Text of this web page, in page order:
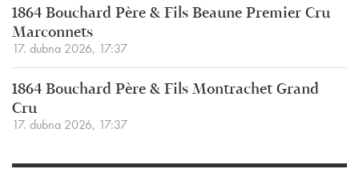
1864 Bouchard Père & Fils Beaune Premier Cru
Marconnets
17. dubna 2026, 17:37
1864 Bouchard Père & Fils Montrachet Grand
Cru
17. dubna 2026, 17:37